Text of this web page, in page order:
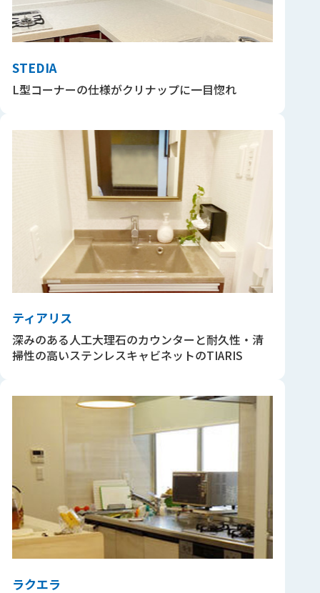
STEDIA
L型コーナーの仕様がクリナップに一目惚れ
ティアリス
深みのある人工大理石のカウンターと耐久性・清
掃性の高いステンレスキャビネットのTIARIS
ラクエラ